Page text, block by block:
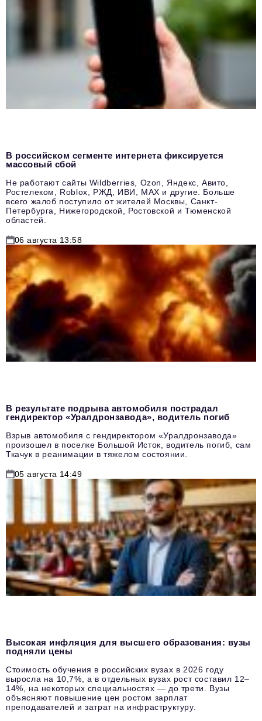
В российском сегменте интернета фиксируется
массовый сбой
Не работают сайты Wildberries, Ozon, Яндекс, Авито,
Ростелеком, Roblox, РЖД, ИВИ, MAX и другие. Больше
всего жалоб поступило от жителей Москвы, Санкт-
Петербурга, Нижегородской, Ростовской и Тюменской
областей.
06 августа 13:58
В результате подрыва автомобиля пострадал
гендиректор «Уралдронзавода», водитель погиб
Взрыв автомобиля с гендиректором «Уралдронзавода»
произошел в поселке Большой Исток, водитель погиб, сам
Ткачук в реанимации в тяжелом состоянии.
05 августа 14:49
Высокая инфляция для высшего образования: вузы
подняли цены
Стоимость обучения в российских вузах в 2026 году
выросла на 10,7%, а в отдельных вузах рост составил 12–
14%, на некоторых специальностях — до трети. Вузы
объясняют повышение цен ростом зарплат
преподавателей и затрат на инфраструктуру.